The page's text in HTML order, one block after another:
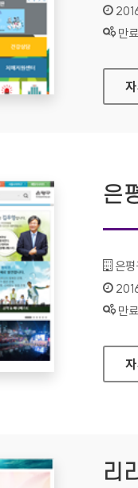
인
상태 :
만료
은
기
은
인
상태 :
만료
리